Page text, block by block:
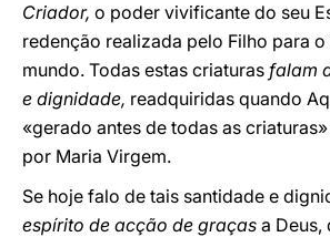
Criador, o poder vivificante do seu
redenção realizada pelo Filho para
mundo. Todas estas criaturas falam
e dignidade, readquiridas quando
«gerado antes de todas as
por Maria Virgem.
Se hoje falo de tais santidade e
espírito de acção de graças a Deus,